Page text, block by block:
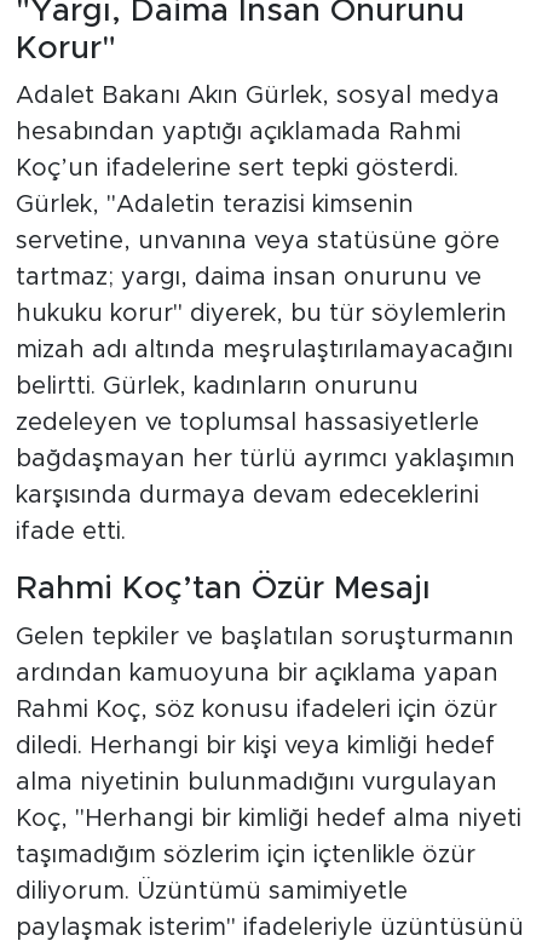
"Yargı, Daima İnsan Onurunu
Korur"
Adalet Bakanı Akın Gürlek, sosyal medya
hesabından yaptığı açıklamada Rahmi
Koç’un ifadelerine sert tepki gösterdi.
Gürlek, "Adaletin terazisi kimsenin
servetine, unvanına veya statüsüne göre
tartmaz; yargı, daima insan onurunu ve
hukuku korur" diyerek, bu tür söylemlerin
mizah adı altında meşrulaştırılamayacağını
belirtti. Gürlek, kadınların onurunu
zedeleyen ve toplumsal hassasiyetlerle
bağdaşmayan her türlü ayrımcı yaklaşımın
karşısında durmaya devam edeceklerini
ifade etti.
Rahmi Koç’tan Özür Mesajı
Gelen tepkiler ve başlatılan soruşturmanın
ardından kamuoyuna bir açıklama yapan
Rahmi Koç, söz konusu ifadeleri için özür
diledi. Herhangi bir kişi veya kimliği hedef
alma niyetinin bulunmadığını vurgulayan
Koç, "Herhangi bir kimliği hedef alma niyeti
taşımadığım sözlerim için içtenlikle özür
diliyorum. Üzüntümü samimiyetle
paylaşmak isterim" ifadeleriyle üzüntüsünü